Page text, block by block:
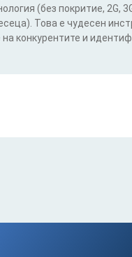
(без покритие, 2G,
Това е чудесен
конкурентите и